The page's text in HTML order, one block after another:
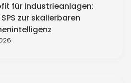
für Industrieanlagen:
zur skalierbaren